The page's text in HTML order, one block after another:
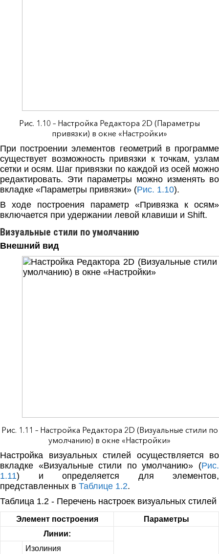
Рис. 1.10 – Настройка Редактора 2D (Параметры
привязки) в окне «Настройки»
При построении элементов геометрий в программе
существует возможность привязки к точкам, узлам
сетки и осям. Шаг привязки по каждой из осей можно
редактировать. Эти параметры можно изменять во
вкладке «Параметры привязки» (Рис. 1.10).
В ходе построения параметр «Привязка к осям»
включается при удержании левой клавиши и Shift.
Визуальные стили по умолчанию
Внешний вид
Рис. 1.11 – Настройка Редактора 2D (Визуальные стили по
умолчанию) в окне «Настройки»
Настройка визуальных стилей осуществляется во
вкладке «Визуальные стили по умолчанию» (Рис.
1.11) и определяется для элементов,
представленных в Таблице 1.2.
Таблица 1.2 - Перечень настроек визуальных стилей
Элемент построения
Параметры
Линии:
Изолиния